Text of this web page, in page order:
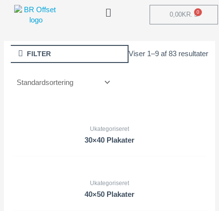
0,00KR.
FILTER Viser 1–9 af 83 resultater
Ukategoriseret
30×40 Plakater
Ukategoriseret
40×50 Plakater